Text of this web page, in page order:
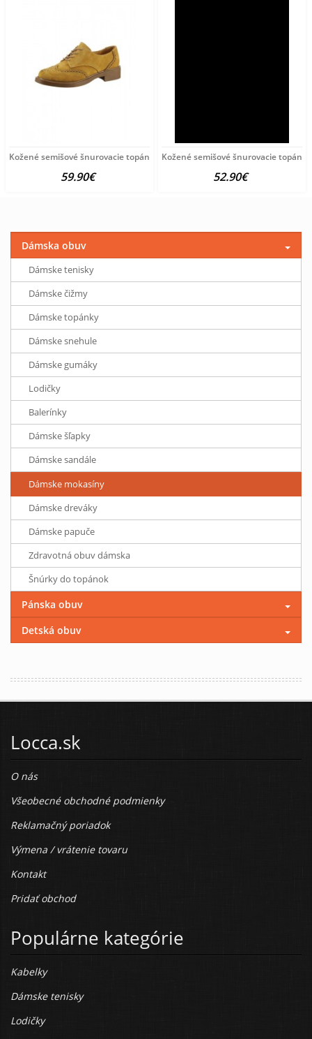
Kožené semišové šnurovacie topánky Andrea Conti, žlté
59.90€
Kožené semišové šnurovacie
52.90€
Dámska obuv
Dámske tenisky
Dámske čižmy
Dámske topánky
Dámske snehule
Dámske gumáky
Lodičky
Balerínky
Dámske šľapky
Dámske sandále
Dámske mokasíny
Dámske dreváky
Dámske papuče
Zdravotná obuv dámska
Šnúrky do topánok
Pánska obuv
Detská obuv
Locca.sk
O nás
Všeobecné obchodné podmienky
Reklamačný poriadok
Výmena / vrátenie tovaru
Kontakt
Pridať obchod
Populárne kategórie
Kabelky
Dámske tenisky
Lodičky